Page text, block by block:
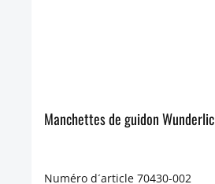
Manchettes de guidon
Numéro d´article 70430-002